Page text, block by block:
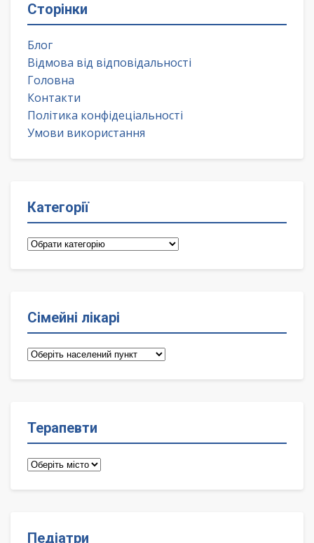
Сторінки
Блог
Відмова від відповідальності
Головна
Контакти
Політика конфідеціальності
Умови використання
Категорії
Категорії
Сімейні лікарі
Сімейні
Терапевти
Терапевти
Педіатри